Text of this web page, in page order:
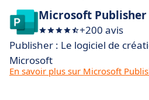
Microsoft Publisher
+200 avis
Publisher : Le logiciel de
Microsoft
En savoir plus sur Microsoft